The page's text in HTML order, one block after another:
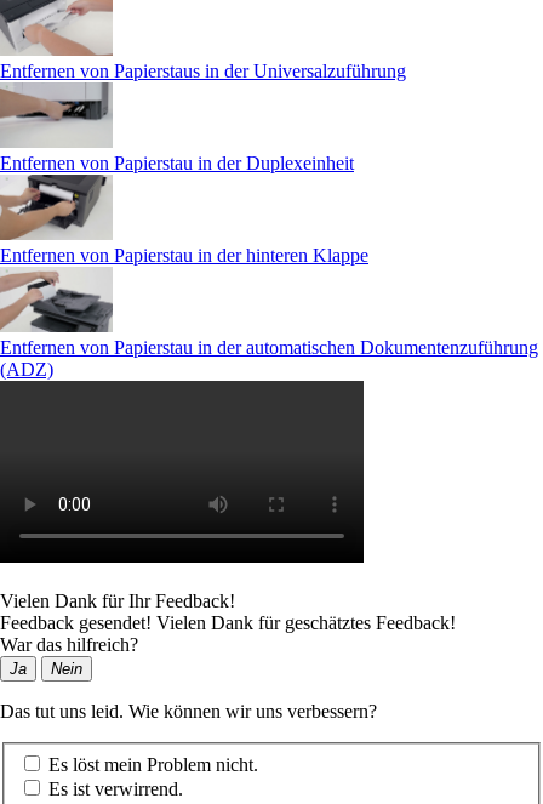
Entfernen von Papierstaus in der Universalzuführung
Entfernen von Papierstau in der Duplexeinheit
Entfernen von Papierstau in der hinteren Klappe
Entfernen von Papierstau in der automatischen Dokumentenzuführung
(ADZ)
Vielen Dank für Ihr Feedback!
Feedback gesendet! Vielen Dank für geschätztes Feedback!
War das hilfreich?
Ja Nein
Das tut uns leid. Wie können wir uns verbessern?
Es löst mein Problem nicht.
Es ist verwirrend.